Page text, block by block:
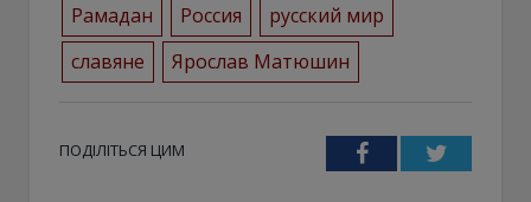
Рамадан
Россия
русский мир
славяне
Ярослав Матюшин
ПОДІЛІТЬСЯ ЦИМ FacebookTwitter